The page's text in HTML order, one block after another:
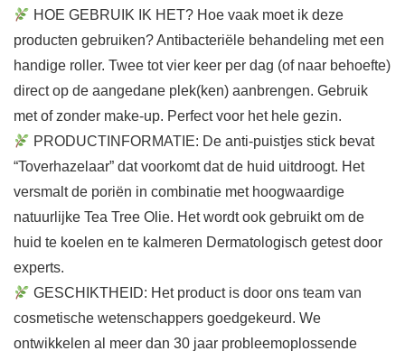
HOE GEBRUIK IK HET? Hoe vaak moet ik deze
producten gebruiken? Antibacteriële behandeling met een
handige roller. Twee tot vier keer per dag (of naar behoefte)
direct op de aangedane plek(ken) aanbrengen. Gebruik
met of zonder make-up. Perfect voor het hele gezin.
PRODUCTINFORMATIE: De anti-puistjes stick bevat
“Toverhazelaar” dat voorkomt dat de huid uitdroogt. Het
versmalt de poriën in combinatie met hoogwaardige
natuurlijke Tea Tree Olie. Het wordt ook gebruikt om de
huid te koelen en te kalmeren Dermatologisch getest door
experts.
GESCHIKTHEID: Het product is door ons team van
cosmetische wetenschappers goedgekeurd. We
ontwikkelen al meer dan 30 jaar probleemoplossende